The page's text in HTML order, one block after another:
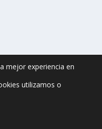
mejor experiencia en
utilizamos o